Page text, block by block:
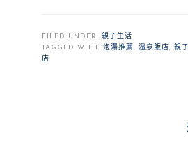
FILED UNDER: 親子生活
TAGGED WITH: 泡湯推薦, 溫泉飯店, 親
店